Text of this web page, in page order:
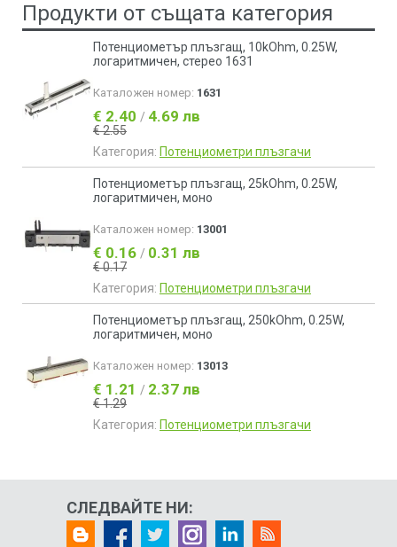
Продукти от същата категория
Потенциометър плъзгащ, 10kOhm, 0.25W,
логаритмичен, стерео 1631
Каталожен номер: 1631
€ 2.40 / 4.69 лв
€ 2.55
Категория: Потенциометри плъзгачи
Потенциометър плъзгащ, 25kOhm, 0.25W,
логаритмичен, моно
Каталожен номер: 13001
€ 0.16 / 0.31 лв
€ 0.17
Категория: Потенциометри плъзгачи
Потенциометър плъзгащ, 250kOhm, 0.25W,
логаритмичен, моно
Каталожен номер: 13013
€ 1.21 / 2.37 лв
€ 1.29
Категория: Потенциометри плъзгачи
СЛЕДВАЙТЕ НИ: